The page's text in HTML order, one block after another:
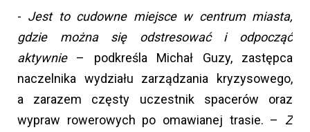
- Jest to cudowne miejsce w centrum miasta,
gdzie można się odstresować i odpocząć
aktywnie– podkreśla Michał Guzy, zastępca
naczelnika wydziału zarządzania kryzysowego,
a zarazem częsty uczestnik spacerów oraz
wypraw rowerowych po omawianej trasie. – Z